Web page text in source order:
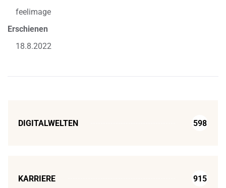
feelimage
Erschienen
18.8.2022
DIGITALWELTEN 598
KARRIERE 915